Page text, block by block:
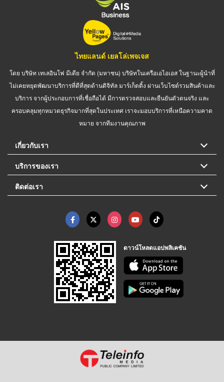
ไทยแลนด์ เยลโล่เพจเจส
โดย บริษัท เทเลอินโฟ มีเดีย จำกัด (มหาชน) บริษัทในเครือเอไอเอส ในฐานะผู้นำที่
ไม่เคยหยุดพัฒนาบริการที่ดีที่สุดด้านดิจิทัล มาร์เก็ตติ้ง ผ่านเว็บไซต์รวมสินค้าและ
บริการ จากผู้ประกอบการที่เชื่อถือได้ มีการตรวจสอบและยืนยันตัวตนจริง และ
ครอบคลุมทุกหมวดธุรกิจมากที่สุดในประเทศ เราจะมอบบริการที่เหนือความคาด
หมาย จากทีมงานคุณภาพ
เกี่ยวกับเรา
บริการของเรา
ติดต่อเรา
ดาวน์โหลดแอปพลิเคชัน